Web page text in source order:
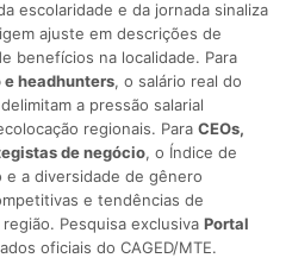
escolaridade e da jornada sinaliza
ajuste em descrições de
benefícios na localidade. Para
headhunters, o salário real do
a pressão salarial
regionais. Para CEOs,
de negócio, o Índice de
a diversidade de gênero
e tendências de
Pesquisa exclusiva Portal
oficiais do CAGED/MTE.